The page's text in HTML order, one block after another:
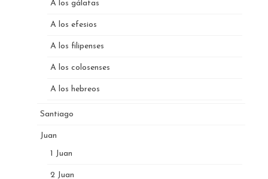
A los gálatas
A los efesios
A los filipenses
A los colosenses
A los hebreos
Santiago
Juan
1 Juan
2 Juan